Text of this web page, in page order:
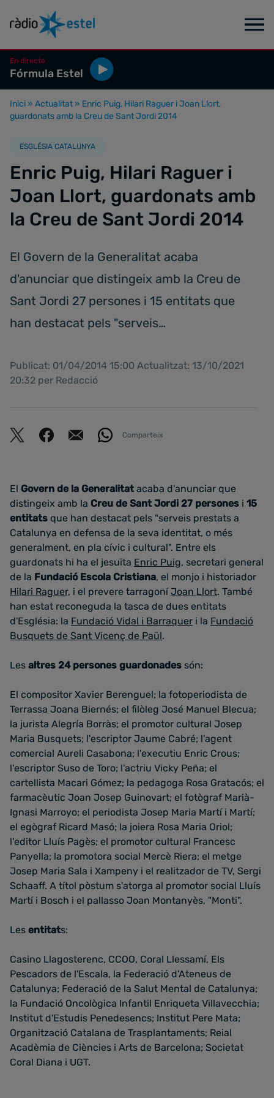
En directe
Fórmula Estel
Inici » Actualitat » Enric Puig, Hilari Raguer i Joan Llort,
guardonats amb la Creu de Sant Jordi 2014
ESGLÉSIA CATALUNYA
Enric Puig, Hilari Raguer i
Joan Llort, guardonats amb
la Creu de Sant Jordi 2014
El Govern de la Generalitat acaba
d'anunciar que distingeix amb la Creu de
Sant Jordi 27 persones i 15 entitats que
han destacat pels "serveis…
Publicat: 01/04/2014 15:00 Actualitzat: 13/10/2021
20:32 per Redacció
Comparteix
El Govern de la Generalitat acaba d'anunciar que
distingeix amb la Creu de Sant Jordi 27 persones i 15
entitats que han destacat pels "serveis prestats a
Catalunya en defensa de la seva identitat, o més
generalment, en pla cívic i cultural". Entre els
guardonats hi ha el jesuïta Enric Puig, secretari general
de la Fundació Escola Cristiana, el monjo i historiador
Hilari Raguer, i el prevere tarragoníJoan Llort. També
han estat reconeguda la tasca de dues entitats
d'Església: la Fundació Vidal i Barraquer i la Fundació
Busquets de Sant Vicenç de Paül.
Les altres 24 persones guardonades són:
El compositor Xavier Berenguel; la fotoperiodista de
Terrassa Joana Biernés; el filòleg José Manuel Blecua;
la jurista Alegría Borràs; el promotor cultural Josep
Maria Busquets; l'escriptor Jaume Cabré; l'agent
comercial Aureli Casabona; l'executiu Enric Crous;
l'escriptor Suso de Toro; l'actriu Vicky Peña; el
cartellista Macari Gómez; la pedagoga Rosa Gratacós; el
farmacèutic Joan Josep Guinovart; el fotògraf Marià-
Ignasi Marroyo; el periodista Josep Maria Martí i Martí;
el egògraf Ricard Masó; la joiera Rosa Maria Oriol;
l'editor Lluís Pagès; el promotor cultural Francesc
Panyella; la promotora social Mercè Riera; el metge
Josep Maria Sala i Xampeny i el realitzador de TV, Sergi
Schaaff. A títol pòstum s'atorga al promotor social Lluís
Martí i Bosch i el pallasso Joan Montanyès, "Monti".
Les entitats:
Casino Llagosterenc, CCOO, Coral Llessamí, Els
Pescadors de l'Escala, la Federació d'Ateneus de
Catalunya; Federació de la Salut Mental de Catalunya;
la Fundació Oncològica Infantil Enriqueta Villavecchia;
Institut d'Estudis Penedesencs; Institut Pere Mata;
Organització Catalana de Trasplantaments; Reial
Acadèmia de Ciències i Arts de Barcelona; Societat
Coral Diana i UGT.